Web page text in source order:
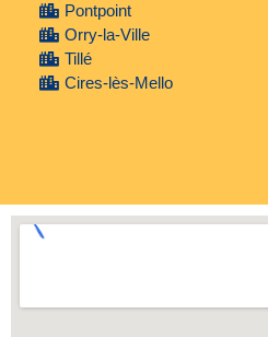
Pontpoint
Orry-la-Ville
Tillé
Cires-lès-Mello